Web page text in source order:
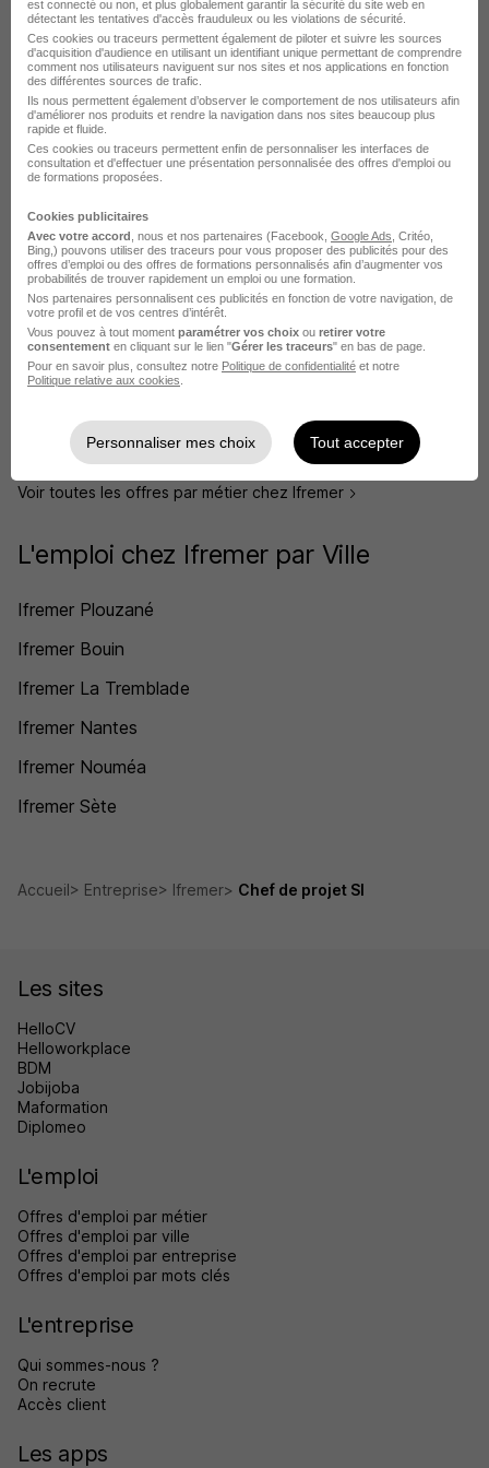
Ifremer Responsable d'exploitation informatique
Ifremer Administrateur fonctionnel
Ifremer Ingénieur de développement
Postuler chez Ifremer par Métier
Responsable service client Ifremer
Assistante de direction Ifremer
Chargé d'études environnement Ifremer
Chargé d'opération Ifremer
Généticien Ifremer
Ingénieur bioinformatique Ifremer
Voir plus
Voir toutes les offres par métier chez Ifremer
L'emploi chez Ifremer par Ville
Ifremer Plouzané
Ifremer Bouin
Ifremer La Tremblade
Ifremer Nantes
Ifremer Nouméa
Ifremer Sète
Accueil Entreprise Ifremer Chef de projet SI
Les sites
HelloCV
Helloworkplace
BDM
Jobijoba
Maformation
Diplomeo
L'emploi
Offres d'emploi par métier
Offres d'emploi par ville
Offres d'emploi par entreprise
Offres d'emploi par mots clés
L'entreprise
Qui sommes-nous ?
On recrute
Accès client
Les apps
est connecté ou non, et plus globalement garantir la sécurité du site web en
détectant les tentatives d'accès frauduleux ou les violations de sécurité.
Ces cookies ou traceurs permettent également de piloter et suivre les sources
d'acquisition d'audience en utilisant un identifiant unique permettant de comprendre
comment nos utilisateurs naviguent sur nos sites et nos applications en fonction
des différentes sources de trafic.
Ils nous permettent également d’observer le comportement de nos utilisateurs afin
d'améliorer nos produits et rendre la navigation dans nos sites beaucoup plus
rapide et fluide.
Ces cookies ou traceurs permettent enfin de personnaliser les interfaces de
consultation et d'effectuer une présentation personnalisée des offres d'emploi ou
de formations proposées.
Cookies publicitaires
Avec votre accord , nous et nos partenaires (Facebook, Google Ads , Critéo,
Bing,) pouvons utiliser des traceurs pour vous proposer des publicités pour des
offres d’emploi ou des offres de formations personnalisés afin d’augmenter vos
probabilités de trouver rapidement un emploi ou une formation.
Nos partenaires personnalisent ces publicités en fonction de votre navigation, de
votre profil et de vos centres d’intérêt.
Vous pouvez à tout moment paramétrer vos choix ou retirer votre
consentement en cliquant sur le lien "Gérer les traceurs" en bas de page.
Pour en savoir plus, consultez notre Politique de confidentialité et notre
Politique relative aux cookies
Personnaliser mes choix Tout accepter